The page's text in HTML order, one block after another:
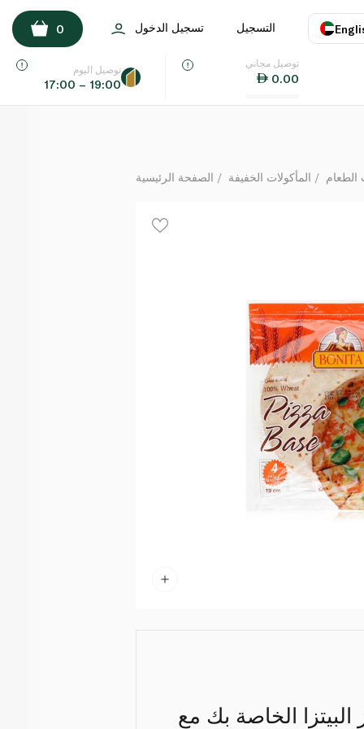
اللغة
التسجيل تسجيل الدخول 0
توصيل مجاني
0.00
توصيل اليوم
17:00 – 19:00
الصفحة الرئيسية المأكولات الخفيفة الطعام
البيتزا الخاصة بك مع